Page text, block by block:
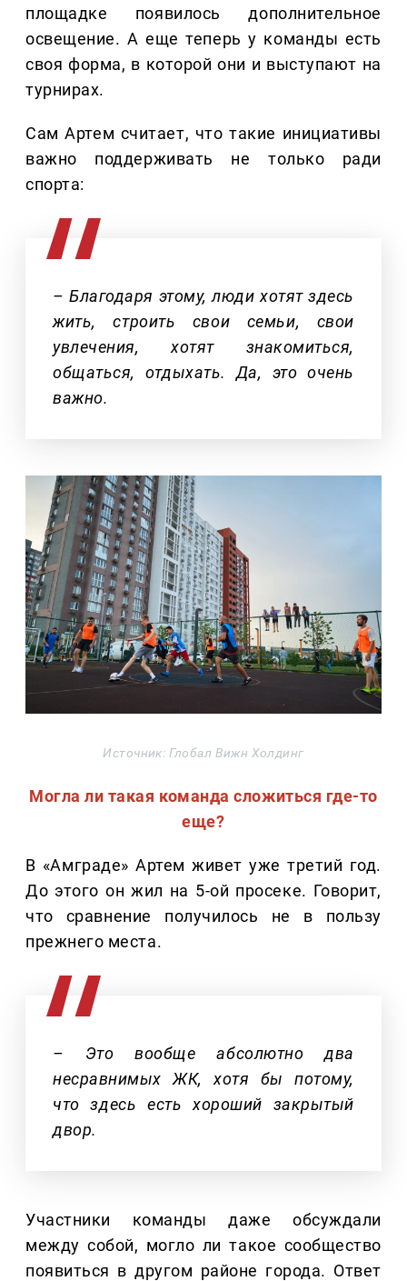
площадке появилось дополнительное
освещение. А еще теперь у команды есть
своя форма, в которой они и выступают на
турнирах.
Сам Артем считает, что такие инициативы
важно поддерживать не только ради
спорта:
– Благодаря этому, люди хотят здесь
жить, строить свои семьи, свои
увлечения, хотят знакомиться,
общаться, отдыхать. Да, это очень
важно.
Источник: Глобал Вижн Холдинг
Могла ли такая команда сложиться где-то
еще?
В «Амграде» Артем живет уже третий год.
До этого он жил на 5-ой просеке. Говорит,
что сравнение получилось не в пользу
прежнего места.
– Это вообще абсолютно два
несравнимых ЖК, хотя бы потому,
что здесь есть хороший закрытый
двор.
Участники команды даже обсуждали
между собой, могло ли такое сообщество
появиться в другом районе города. Ответ